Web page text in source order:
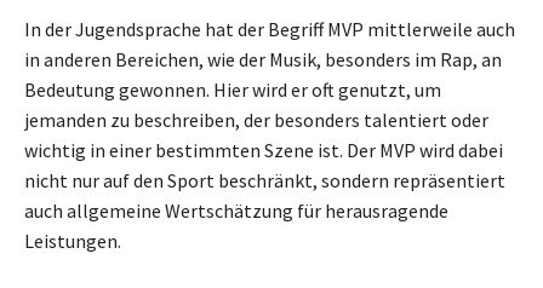
In der Jugendsprache hat der Begriff MVP mittlerweile auch
in anderen Bereichen, wie der Musik, besonders im Rap, an
Bedeutung gewonnen. Hier wird er oft genutzt, um
jemanden zu beschreiben, der besonders talentiert oder
wichtig in einer bestimmten Szene ist. Der MVP wird dabei
nicht nur auf den Sport beschränkt, sondern repräsentiert
auch allgemeine Wertschätzung für herausragende
Leistungen.